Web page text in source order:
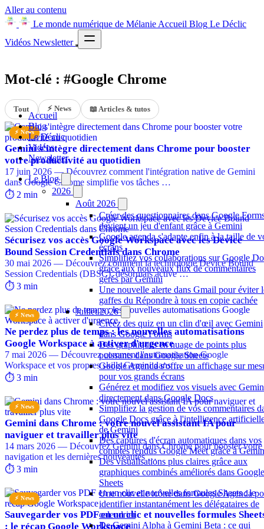
Aller au contenu
Le monde numérique de Mélanie Accueil Blog Le Déclic
Vidéos Newsletter
Accueil
Blog
Le Déclic
Vidéos
Newsletter
Le Blog
2026
Août 2026
Créer des questionnaires dans Google
devient un jeu d'enfant grâce à Gemini
Google agenda s'adapte enfin à la taille de
écrans
Simplifiez vos collaborations sur Google
grâce aux nouveaux flux de commentaires
gérés par Gemini
Une nouvelle alerte dans Gmail pour éviter
gaffes du Répondre à tous en copie cachée
Juillet 2026
Créez des quiz en un clin d'œil avec Gemini
dans Google Forms
Des graphiques en nuage de points plus
puissants dans Google Sheets
Google Agenda s'offre un affichage sur
pour vos grands écrans
Générez et modifiez vos visuels avec
directement dans Google Docs
Simplifiez la gestion de vos commentaires
Google Docs grâce à l'intelligence
de Gemini
Des captures d'écran automatiques dans vos
comptes rendus Google Meet grâce à
Des visualisations plus claires grâce aux
graphiques combinés améliorés dans Google
Sheets
Une nouvelle icône dans Google Agenda
identifier instantanément les délégataires de
calendrier
De Gemini Alpha à Gemini Beta : ce qui
Mot-clé : #Google Chrome
Tout ⚡ News 📖 Articles & tutos
⚡ News
Gemini s'intègre directement dans Chrome pour booster
votre productivité au quotidien
17 juin 2026 — Découvrez comment l'intégration native de Gemini
dans Google Chrome simplifie vos tâches …
⏱️ 2 min
Sécurisez vos accès Google Workspace avec les Device
Bound Session Credentials dans Chrome
30 mai 2026 — Découvrez comment la technologie Device Bound
Session Credentials (DBSC), désormais active …
⏱️ 3 min
⚡ News
Ne perdez plus de temps : les nouvelles automatisations
Google Workspace à activer d'urgence
7 mai 2026 — Découvrez comment l'automatisation Google
Workspace et vos propres skills Gemini dans …
⏱️ 3 min
⚡ News
Gemini dans Chrome : votre nouvel assistant IA pour
naviguer et travailler plus vite
14 mars 2026 — Découvrez Gemini dans Chrome pour booster votre
navigation et les dernières nouveautés …
⏱️ 3 min
⚡ News
Sauvegarder vos PDF en un clic et nouvelles formules
: le récap Google Workspace